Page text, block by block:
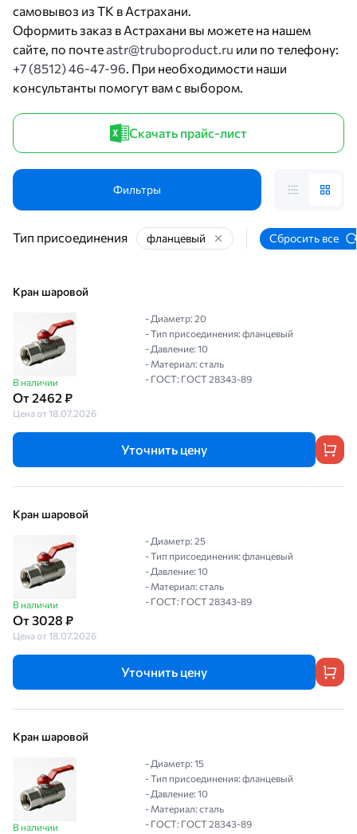
самовывоз из ТК в Астрахани.
Оформить заказ в Астрахани вы можете на нашем
сайте, по почте astr@truboproduct.ru или по телефону:
+7 (8512) 46-47-96. При необходимости наши
консультанты помогут вам с выбором.
Скачать прайс-лист
Фильтры
Тип присоединения фланцевый Сбросить все
Кран шаровой
В наличии
От 2462 ₽
Цена от 18.07.2026
- Диаметр: 20
- Тип присоединения: фланцевый
- Давление: 10
- Материал: сталь
- ГОСТ: ГОСТ 28343-89
Уточнить цену
Кран шаровой
В наличии
От 3028 ₽
Цена от 18.07.2026
- Диаметр: 25
- Тип присоединения: фланцевый
- Давление: 10
- Материал: сталь
- ГОСТ: ГОСТ 28343-89
Уточнить цену
Кран шаровой
В наличии
- Диаметр: 15
- Тип присоединения: фланцевый
- Давление: 10
- Материал: сталь
- ГОСТ: ГОСТ 28343-89